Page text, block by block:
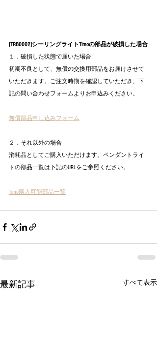
[TRB0002]シーリングライトTimoの部品が破損した場合
１．破損した状態で届いた場合
初期不良として、無償の交換用部品をお届けさせて
いただきます。ご注文時期を確認していただき、下
記の問い合わせフォームよりお申込みください。
無償部品申し込みフォーム
２．それ以外の場合
消耗品としてご購入いただけます。ペンダントライ
トの部品一覧は下記のURLをご参照ください。
Timo購入可能部品一覧
最新記事 すべて表示